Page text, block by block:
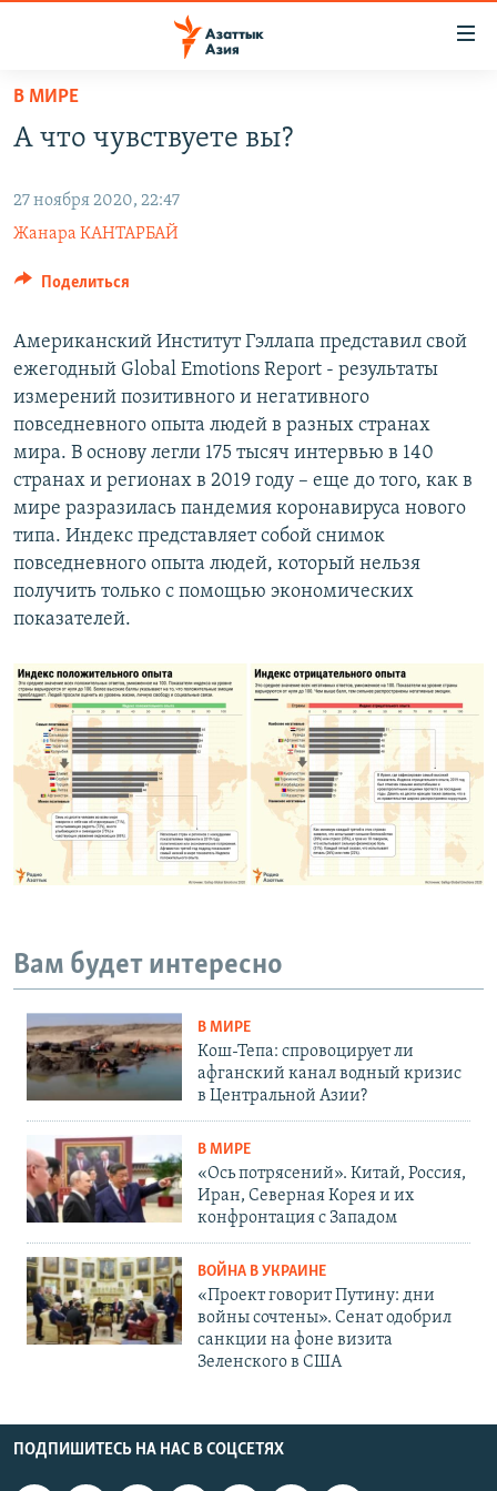
Вернуться
основному
Вернутся
навигации
поиску
КАЗАХСТАН
КЫРГЫЗСТАН
УЗБЕКИСТАН
ТАДЖИКИСТАН
ВОЙНА В УКРАИНЕ
НА ДРУГИХ ЯЗЫКАХ
ҚАЗАҚША
ЎЗБЕКЧА
ТОҶИКӢ
TÜRKMENÇE
Все сайты РСЕ/РС
В МИРЕ
А что чувствуете вы?
27 ноября 2020, 22:47
Жанара КАНТАРБАЙ
Поделиться
Американский Институт Гэллапа представил свой
ежегодный Global Emotions Report - результаты
измерений позитивного и негативного
повседневного опыта людей в разных странах
мира. В основу легли 175 тысяч интервью в 140
странах и регионах в 2019 году – еще до того, как в
мире разразилась пандемия коронавируса нового
типа. Индекс представляет собой снимок
повседневного опыта людей, который нельзя
получить только с помощью экономических
показателей.
Вам будет интересно
В МИРЕ
Кош-Тепа: спровоцирует ли
афганский канал водный кризис
в Центральной Азии?
В МИРЕ
«Ось потрясений». Китай, Россия,
Иран, Северная Корея и их
конфронтация с Западом
ВОЙНА В УКРАИНЕ
«Проект говорит Путину: дни
войны сочтены». Сенат одобрил
санкции на фоне визита
Зеленского в США
ПОДПИШИТЕСЬ НА НАС В СОЦСЕТЯХ